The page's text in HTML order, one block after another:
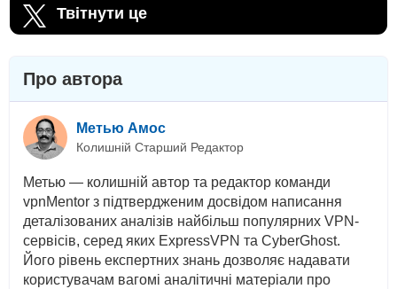
Твітнути це
Про автора
Метью Амос
Колишній Старший Редактор
Метью — колишній автор та редактор команди
vpnMentor з підтвердженим досвідом написання
деталізованих аналізів найбільш популярних VPN-
сервісів, серед яких ExpressVPN та CyberGhost.
Його рівень експертних знань дозволяє надавати
користувачам вагомі аналітичні матеріали про